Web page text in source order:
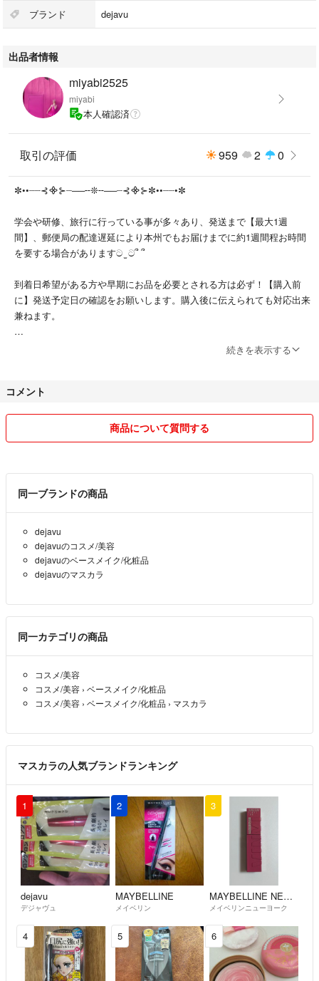
方がいい方は事前に連絡お願いします。
際には封筒等に品物名を記載の上発送します。
【カラー】
ブラック
【サイズ】
・・・・
【状態】
自宅保管の未開封品です。
店頭で販売されている様な新品思考の方や神経質な方向けのお品ではござ
いません。
評価が0の新規の方や悪い評価が多い方の購⼊はご遠慮願います。
ブランド dejavu
出品者情報
miyabi2525
miyabi
本人確認済
取引の評価 959 2 0
✼••┈┈⊰᯽⊱┈──╌❊╌──┈⊰᯽⊱✼••┈┈•✼
学会や研修、旅行に行っている事が多々あり、発送まで【最大1週
間】、郵便局の配達遅延により本州でもお届けまでに約1週間程お時間
を要する場合がありますට ̫ ට՞ ՞
到着日希望がある方や早期にお品を必要とされる方は必ず！【購入前
に】発送予定日の確認をお願いします。購入後に伝えられても対応出来
兼ねます。
時間と心に余裕のあるお取り引きをお願いします！
◆商品のお値引き交渉はお断りさせていただきます。プロフィールや本
す。
◆お取り置きや専用は対応していません。
◆新品から使い古した中古品まで出品しています。
神経質な方や店頭で販売されているような品を希望の方は購入をご遠慮
願います。
必ずコメント欄から連絡をお願いします。
トラブル防止の為にも評価から連絡厳禁！！
話し合いで解決の出来ない方はお断りさせていただきます。
◆迅速な対応を心掛けますが、医療関係で昼～早朝まで仕事をしている
為、連絡が遅れる事があります。
また、連絡が早朝や深夜になってしまう事があります。
【支払い】
ラクマ指定の支払い期限内に支払いをお願いします。
【受け取り通知】
お品が到着後2日以内（不在時含め）に受取通知をお願いします。外出
や不在等で受け取りが遅れる場は予め連絡お願いします。
【発送】
┏普通郵便・定形外
┣レターパックプラス・ライト
┣ゆうメール
┣ミニレター
続きを表示する
コメント
商品について質問する
同一ブランドの商品
dejavu
dejavuのコスメ/美容
dejavuのベースメイク/化粧品
dejavuのマスカラ
同一カテゴリの商品
コスメ/美容
コスメ/美容 › ベースメイク/化粧品
コスメ/美容 › ベースメイク/化粧品 › マスカラ
マスカラの人気ブランドランキング
1
dejavu
デジャヴュ
2
MAYBELLINE
メイベリン
3
MAYBELLINE NEW YORK
メイベリンニューヨーク
4 5 6